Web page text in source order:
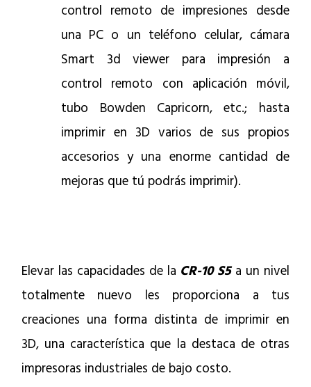
control remoto de impresiones desde
una PC o un teléfono celular, cámara
Smart 3d viewer para impresión a
control remoto con aplicación móvil,
tubo Bowden Capricorn, etc.; hasta
imprimir en 3D varios de sus propios
accesorios y una enorme cantidad de
mejoras que tú podrás imprimir).
Elevar las capacidades de la CR-10 S5a un nivel
totalmente nuevo les proporciona a tus
creaciones una forma distinta de imprimir en
3D, una característica que la destaca de otras
impresoras industriales de bajo costo.